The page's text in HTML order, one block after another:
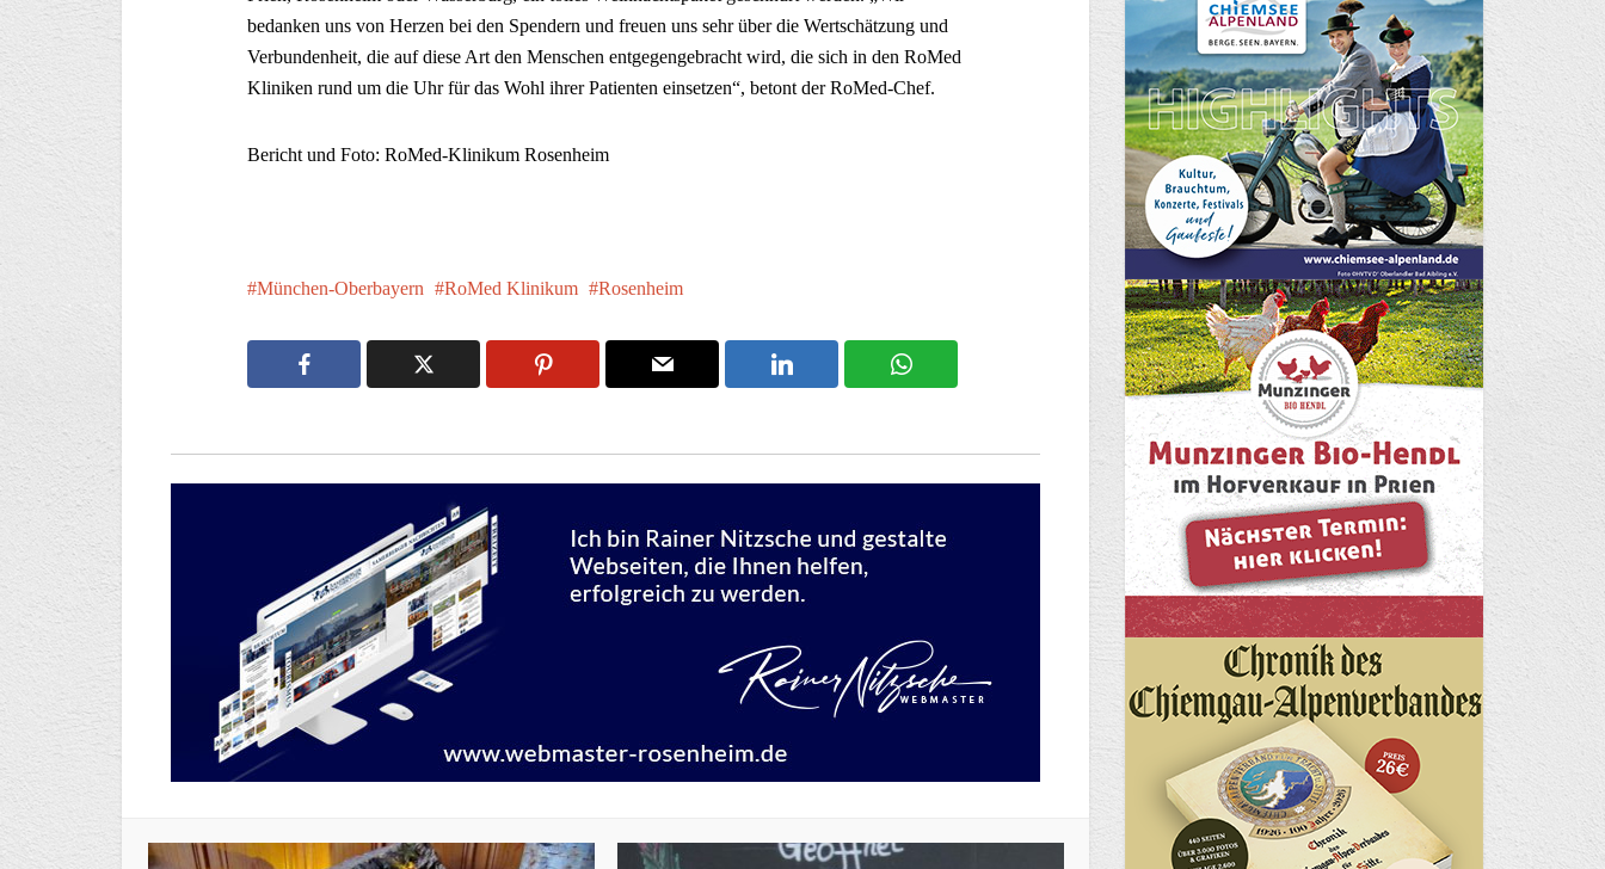
bedanken uns von Herzen bei den Spendern und freuen uns sehr über die Wertschätzung und
Verbundenheit, die auf diese Art den Menschen entgegengebracht wird, die sich in den RoMed
Kliniken rund um die Uhr für das Wohl ihrer Patienten einsetzen“, betont der RoMed-Chef.
Bericht und Foto: RoMed-Klinikum Rosenheim
München-Oberbayern RoMed Klinikum Rosenheim